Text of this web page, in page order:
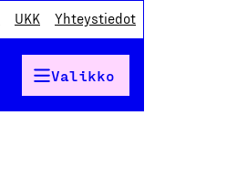
UKK Yhteystiedot
Valikko